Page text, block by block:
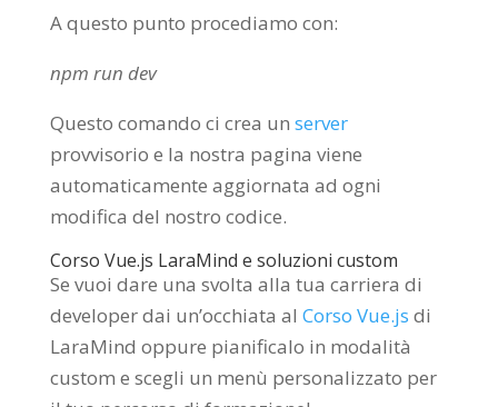
A questo punto procediamo con:
npm run dev
Questo comando ci crea un server
provvisorio e la nostra pagina viene
automaticamente aggiornata ad ogni
modifica del nostro codice.
Corso Vue.js LaraMind e soluzioni custom
Se vuoi dare una svolta alla tua carriera di
developer dai un’occhiata al Corso Vue.js di
LaraMind oppure pianificalo in modalità
custom e scegli un menù personalizzato per